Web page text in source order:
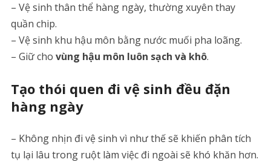
– Vệ sinh thân thể hàng ngày, thường xuyên thay
quần chip.
– Vệ sinh khu hậu môn bằng nước muối pha loãng.
– Giữ cho vùng hậu môn luôn sạch và khô.
Tạo thói quen đi vệ sinh đều đặn
hàng ngày
– Không nhịn đi vệ sinh vì như thế sẽ khiến phân tích
tụ lại lâu trong ruột làm việc đi ngoài sẽ khó khăn hơn.